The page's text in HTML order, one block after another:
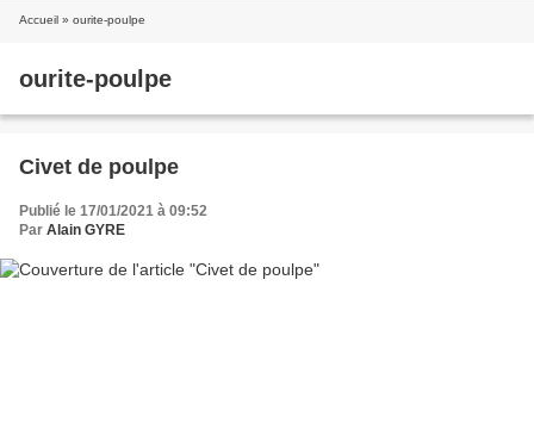
Accueil » ourite-poulpe
ourite-poulpe
Civet de poulpe
Publié le 17/01/2021 à 09:52
Par Alain GYRE